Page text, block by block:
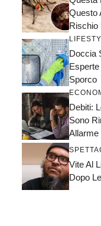
Questo
Rischio
Doccia
Sporco
Debiti:
Sono
Allarme
Vite Al
Dopo